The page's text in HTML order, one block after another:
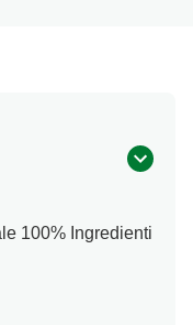
100% Ingredienti